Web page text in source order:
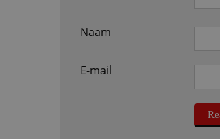
Naam
E-mail